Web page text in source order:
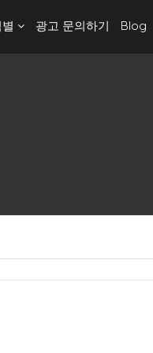
광고 문의하기 Blog